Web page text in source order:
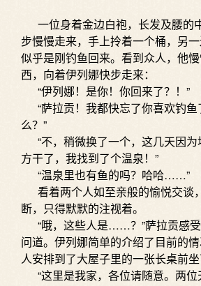
一位身着金边白袍，长发及腰的
步慢慢走来，手上拎着一个桶，另一
似乎是刚钓鱼回来。看到众人，他
西，向着伊列娜快步走来：
“伊列娜！是你！你回来了？！”
“萨拉贡！我都快忘了你喜欢钓
么？”
“不，稍微换了一个，这几天因为
方干了，我找到了个温泉！”
“温泉里也有鱼的吗？哈哈……”
看着两个人如至亲般的愉悦交谈
断，只得默默的注视着。
“哦，这些人是……？”萨拉贡感
问道。伊列娜简单的介绍了目前的
人安排到了大屋子里的一张长桌前坐
“这里是我家，各位请随意。两位